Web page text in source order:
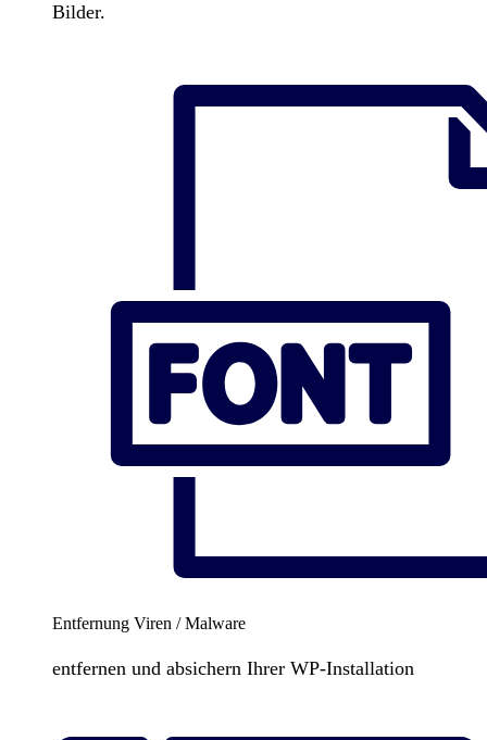
Bilder.
Entfernung Viren / Malware
entfernen und absichern Ihrer WP-Installation